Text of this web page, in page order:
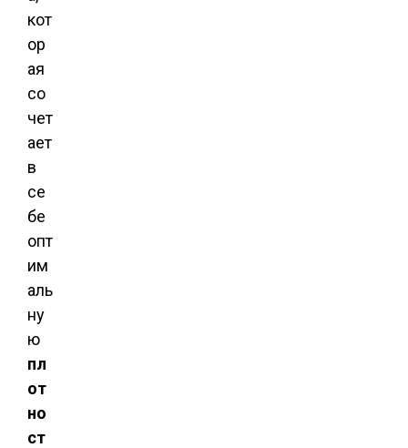
кот
ор
ая
со
чет
ает
в
се
бе
опт
им
аль
ну
ю
пл
от
но
ст